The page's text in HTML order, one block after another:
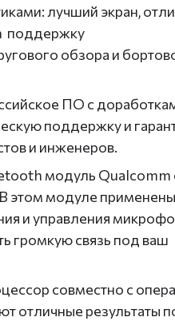
лучший экран,
поддержку
обзора и
ПО с
поддержку и
и инженеров.
модуль Qualcomm
этом модуле
и управления
громкую связь под ваш
совместно с
отличные результаты